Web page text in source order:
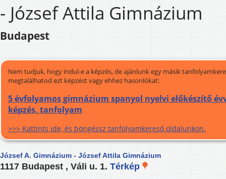
- József Attila Gimnázium
Budapest
Nem tudjuk, hogy indul-e a képzés, de ajánlunk egy másik
megtalálhatod ezt képzést vagy ehhez hasonlókat:
5 évfolyamos gimnázium spanyol nyelvi előkészítő
képzés, tanfolyam
>>> Kattints ide, és böngéssz tanfolyamkereső oldalunkon.
József A. Gimnázium - József Attila Gimnázium
1117 Budapest , Váli u. 1. Térkép